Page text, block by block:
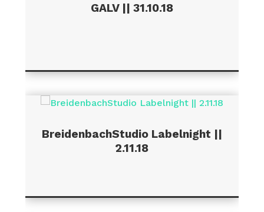
GALV || 31.10.18
BreidenbachStudio Labelnight ||
2.11.18